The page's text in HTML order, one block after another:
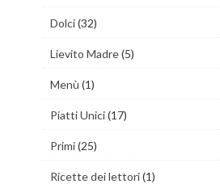
Dolci(32)
Lievito Madre(5)
Menù (1)
Piatti Unici(17)
Primi(25)
Ricette dei lettori(1)